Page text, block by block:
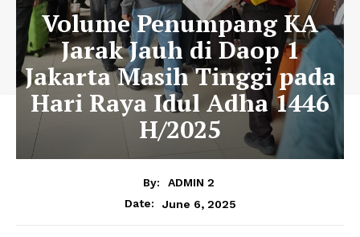
Volume Penumpang KA
Jarak Jauh di Daop 1
Jakarta Masih Tinggi pada
Hari Raya Idul Adha 1446
H/2025
By:
ADMIN 2
Date:
June 6, 2025